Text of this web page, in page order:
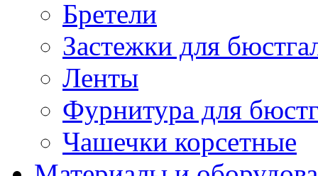
Бретели
Застежки для
Ленты
Фурнитура для
Чашечки корсетные